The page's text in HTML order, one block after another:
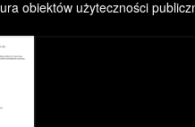
*/obiektów użyteczności